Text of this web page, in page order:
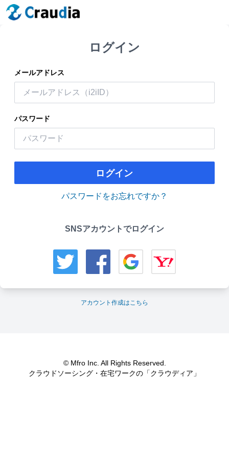
ログイン
メールアドレス
パスワード
ログイン
パスワードをお忘れですか？
SNSアカウントでログイン
アカウント作成はこちら
© Mfro Inc. All Rights Reserved.
クラウドソーシング・在宅ワークの「クラウディア」